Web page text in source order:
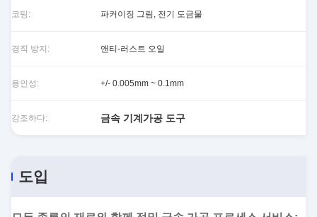
코팅: 파커이징 그림, 전기 도금물
경직 방지: 앤티-러스트 오일
용인성: +/- 0.005mm ~ 0.1mm
강조하다: 금속 기계가공 도구
도입